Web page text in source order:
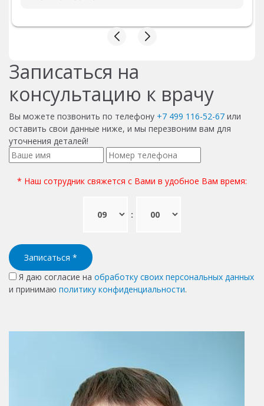
Записаться на
консультацию к врачу
Вы можете позвонить по телефону +7 499 116-52-67 или
оставить свои данные ниже, и мы перезвоним вам для
уточнения деталей!
* Наш сотрудник свяжется с Вами в удобное Вам время:
:
Записаться *
Я даю согласие на обработку своих персональных данных
и принимаю политику конфиденциальности.